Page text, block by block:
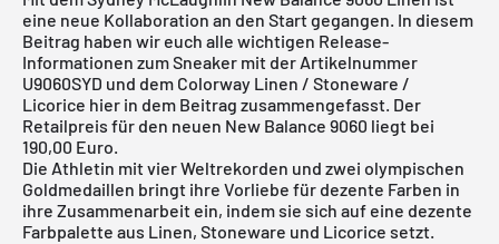
eine neue Kollaboration an den Start gegangen. In diesem
Beitrag haben wir euch alle wichtigen Release-
Informationen zum Sneaker mit der Artikelnummer
U9060SYD und dem Colorway Linen / Stoneware /
Licorice hier in dem Beitrag zusammengefasst. Der
Retailpreis für den neuen New Balance 9060 liegt bei
190,00 Euro.
Die Athletin mit vier Weltrekorden und zwei olympischen
Goldmedaillen bringt ihre Vorliebe für dezente Farben in
ihre Zusammenarbeit ein, indem sie sich auf eine dezente
Farbpalette aus Linen, Stoneware und Licorice setzt.